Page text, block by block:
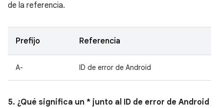
de la referencia.
Prefijo Referencia
A- ID de error de Android
5. ¿Qué significa un * junto al ID de error de Android